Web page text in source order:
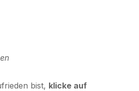
bist, klicke auf